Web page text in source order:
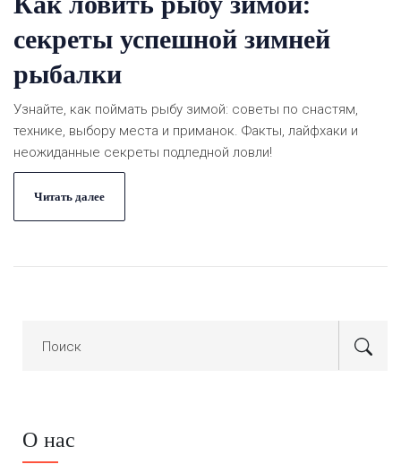
секреты успешной зимней
рыбалки
Узнайте, как поймать рыбу зимой: советы по снастям,
технике, выбору места и приманок. Факты, лайфхаки и
неожиданные секреты подледной ловли!
Читать далее
О нас